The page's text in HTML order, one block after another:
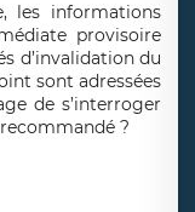
les informations
provisoire
d’invalidation du
sont adressées
de s’interroger
?